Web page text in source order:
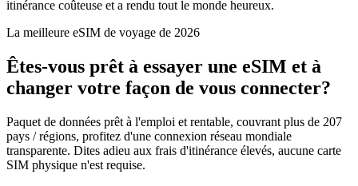
itinérance coûteuse et a rendu tout le monde heureux.
La meilleure eSIM de voyage de 2026
Êtes-vous prêt à essayer une eSIM et à
changer votre façon de vous connecter?
Paquet de données prêt à l'emploi et rentable, couvrant plus de 207
pays / régions, profitez d'une connexion réseau mondiale
transparente. Dites adieu aux frais d'itinérance élevés, aucune carte
SIM physique n'est requise.